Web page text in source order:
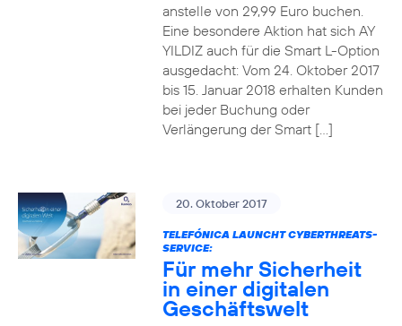
anstelle von 29,99 Euro buchen.
Eine besondere Aktion hat sich AY
YILDIZ auch für die Smart L-Option
ausgedacht: Vom 24. Oktober 2017
bis 15. Januar 2018 erhalten Kunden
bei jeder Buchung oder
Verlängerung der Smart […]
20. Oktober 2017
TELEFÓNICA LAUNCHT CYBERTHREATS-
SERVICE:
Für mehr Sicherheit
in einer digitalen
Geschäftswelt